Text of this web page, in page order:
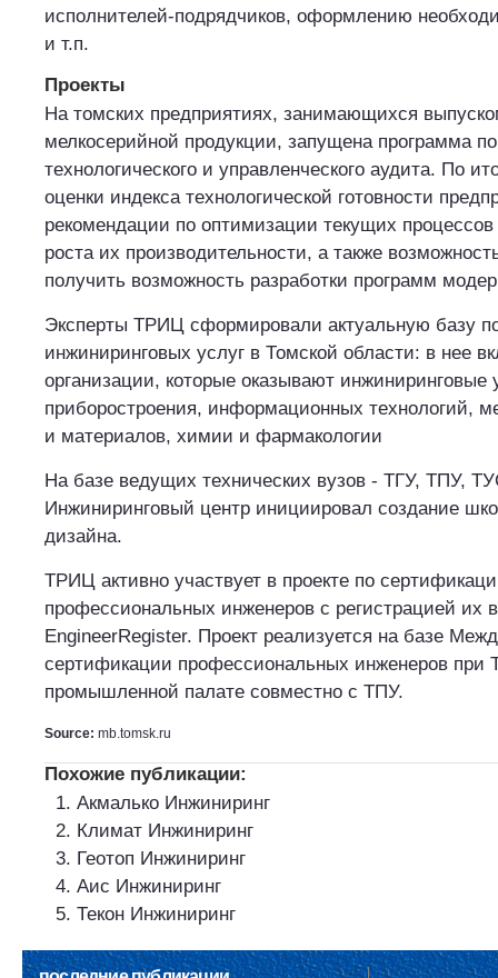
исполнителей-подрядчиков, оформлению
и т.п.
Проекты
На томских предприятиях, занимающихся
мелкосерийной продукции, запущена программа
технологического и управленческого аудита. По
оценки индекса технологической готовности
рекомендации по оптимизации текущих
роста их производительности, а также
получить возможность разработки программ
Эксперты ТРИЦ сформировали актуальную базу
инжиниринговых услуг в Томской области: в нее
организации, которые оказывают инжиниринговые
приборостроения, информационных технологий,
и материалов, химии и фармакологии
На базе ведущих технических вузов - ТГУ, ТПУ,
Инжиниринговый центр инициировал создание
дизайна.
ТРИЦ активно участвует в проекте по
профессиональных инженеров с регистрацией их
EngineerRegister. Проект реализуется на базе
сертификации профессиональных инженеров при
промышленной палате совместно с ТПУ.
Source: mb.tomsk.ru
Похожие публикации:
Акмалько Инжиниринг
Климат Инжиниринг
Геотоп Инжиниринг
Аис Инжиниринг
Текон Инжиниринг